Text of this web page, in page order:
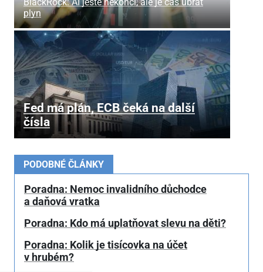
plyn
Fed má plán, ECB čeká na další
čísla
PODOBNÉ ČLÁNKY
Poradna: Nemoc invalidního důchodce
a daňová vratka
Poradna: Kdo má uplatňovat slevu na děti?
Poradna: Kolik je tisícovka na účet
v hrubém?